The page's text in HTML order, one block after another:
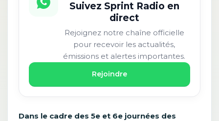
Suivez Sprint Radio en
direct
Rejoignez notre chaîne officielle
pour recevoir les actualités,
émissions et alertes importantes.
Rejoindre
Dans le cadre des 5e et 6e journées des